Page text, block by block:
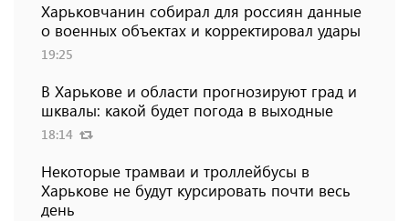
Харьковчанин собирал для россиян данные
о военных объектах и ​​корректировал удары
19:25
В Харькове и области прогнозируют град и
шквалы: какой будет погода в выходные
18:14
Некоторые трамваи и троллейбусы в
Харькове не будут курсировать почти весь
день